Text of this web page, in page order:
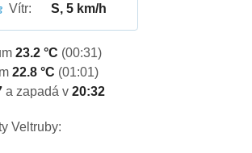
Vítr:
S, 5 km/h
23.2 °C (00:31)
22.8 °C (01:01)
a zapadá v20:32
Veltruby: